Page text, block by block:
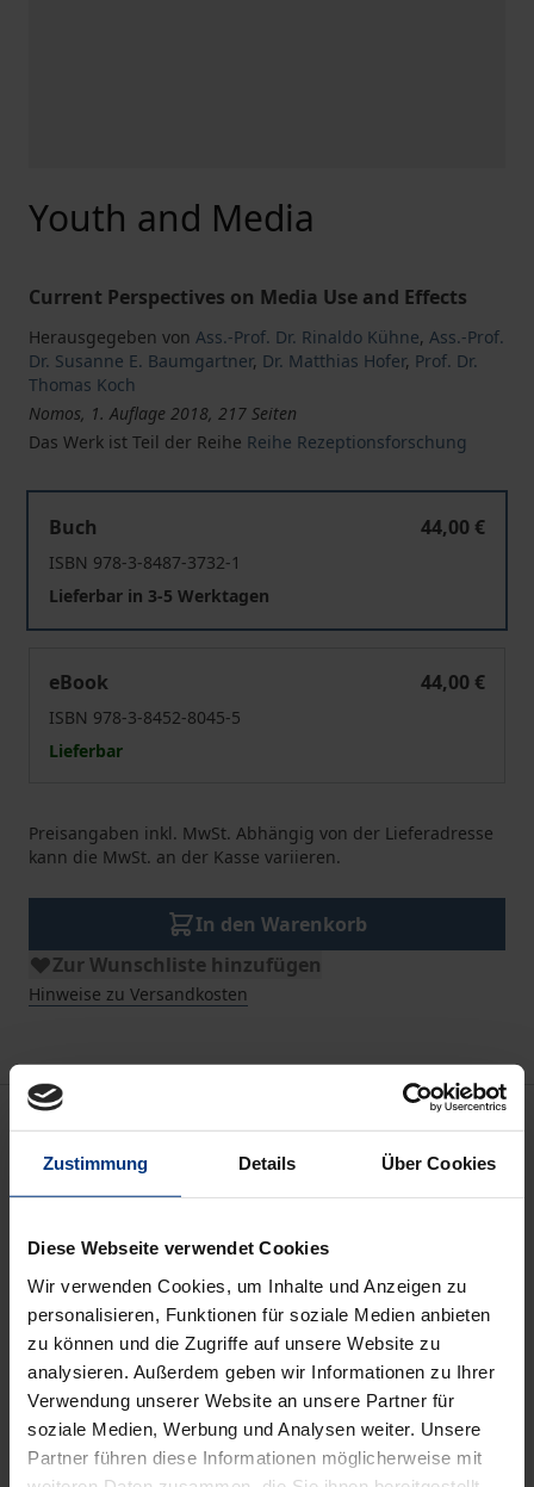
Zustimmung Details Über Cookies
Diese Webseite verwendet Cookies
Wir verwenden Cookies, um Inhalte und Anzeigen zu
personalisieren, Funktionen für soziale Medien anbieten
zu können und die Zugriffe auf unsere Website zu
analysieren. Außerdem geben wir Informationen zu Ihrer
Verwendung unserer Website an unsere Partner für
soziale Medien, Werbung und Analysen weiter. Unsere
Partner führen diese Informationen möglicherweise mit
Youth and Media
Current Perspectives on Media Use and Effects
Herausgegeben von Ass.-Prof. Dr. Rinaldo Kühne, Ass.-Prof.
Dr. Susanne E. Baumgartner, Dr. Matthias Hofer, Prof. Dr.
Thomas Koch
Nomos, 1. Auflage 2018, 217 Seiten
Das Werk ist Teil der Reihe Reihe Rezeptionsforschung
Buch
44,00 €
ISBN 978-3-8487-3732-1
Lieferbar in 3-5 Werktagen
eBook
44,00 €
ISBN 978-3-8452-8045-5
Lieferbar
Preisangaben inkl. MwSt. Abhängig von der Lieferadresse
kann die MwSt. an der Kasse variieren.
In den Warenkorb
Zur Wunschliste hinzufügen
Hinweise zu Versandkosten
Beschreibung
Medien. Dies ist von besonderer Bedeutung, da
junge Menschen in der Phase von der Adoleszenz
bis zum frühen Erwachsenenalter vor zentralen
entwicklungsbezogenen Herausforderungen
stehen, auf deren Bewältigung sich die
Mediennutzung auswirken kann. So streben junge
Menschen unter anderem danach, Beziehungen mit